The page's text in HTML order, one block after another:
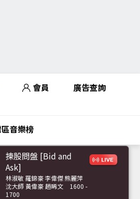
會員 廣告查詢
音樂榜
揀股問盤 [Bid and
Ask]
林淑敏 羅錦豪 李偉傑 熊麗萍
沈大師 黃偉豪 趙晞文
1600 -
1700